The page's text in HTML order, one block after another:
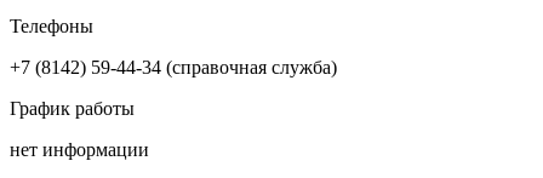
Телефоны
+7 (8142) 59-44-34 (справочная служба)
График работы
нет информации